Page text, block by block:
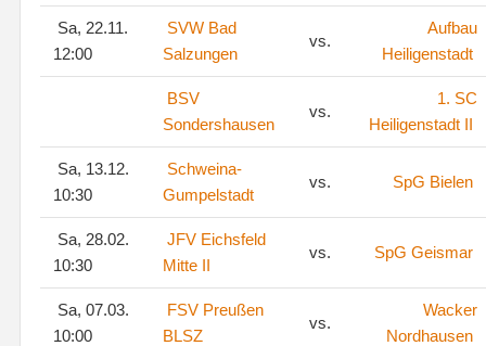
Sa, 22.11.
12:00
SVW Bad
Salzungen
vs.
Aufbau
Heiligenstadt
BSV
Sondershausen
vs.
1. SC
Heiligenstadt II
Sa, 13.12.
10:30
Schweina-
Gumpelstadt
vs. SpG Bielen
Sa, 28.02.
10:30
JFV Eichsfeld
Mitte II
vs. SpG Geismar
Sa, 07.03.
10:00
FSV Preußen
BLSZ
vs.
Wacker
Nordhausen